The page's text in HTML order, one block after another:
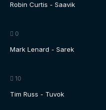
Robin Curtis - Saavik
0
Mark Lenard - Sarek
10
Tim Russ - Tuvok